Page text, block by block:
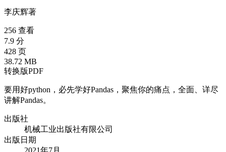
李庆辉著
256 查看
7.9 分
428 页
38.72 MB
转换版PDF
要用好python，必先学好Pandas，聚焦你的痛点，全面、详尽
讲解Pandas。
出版社
机械工业出版社有限公司
出版日期
2021年7月